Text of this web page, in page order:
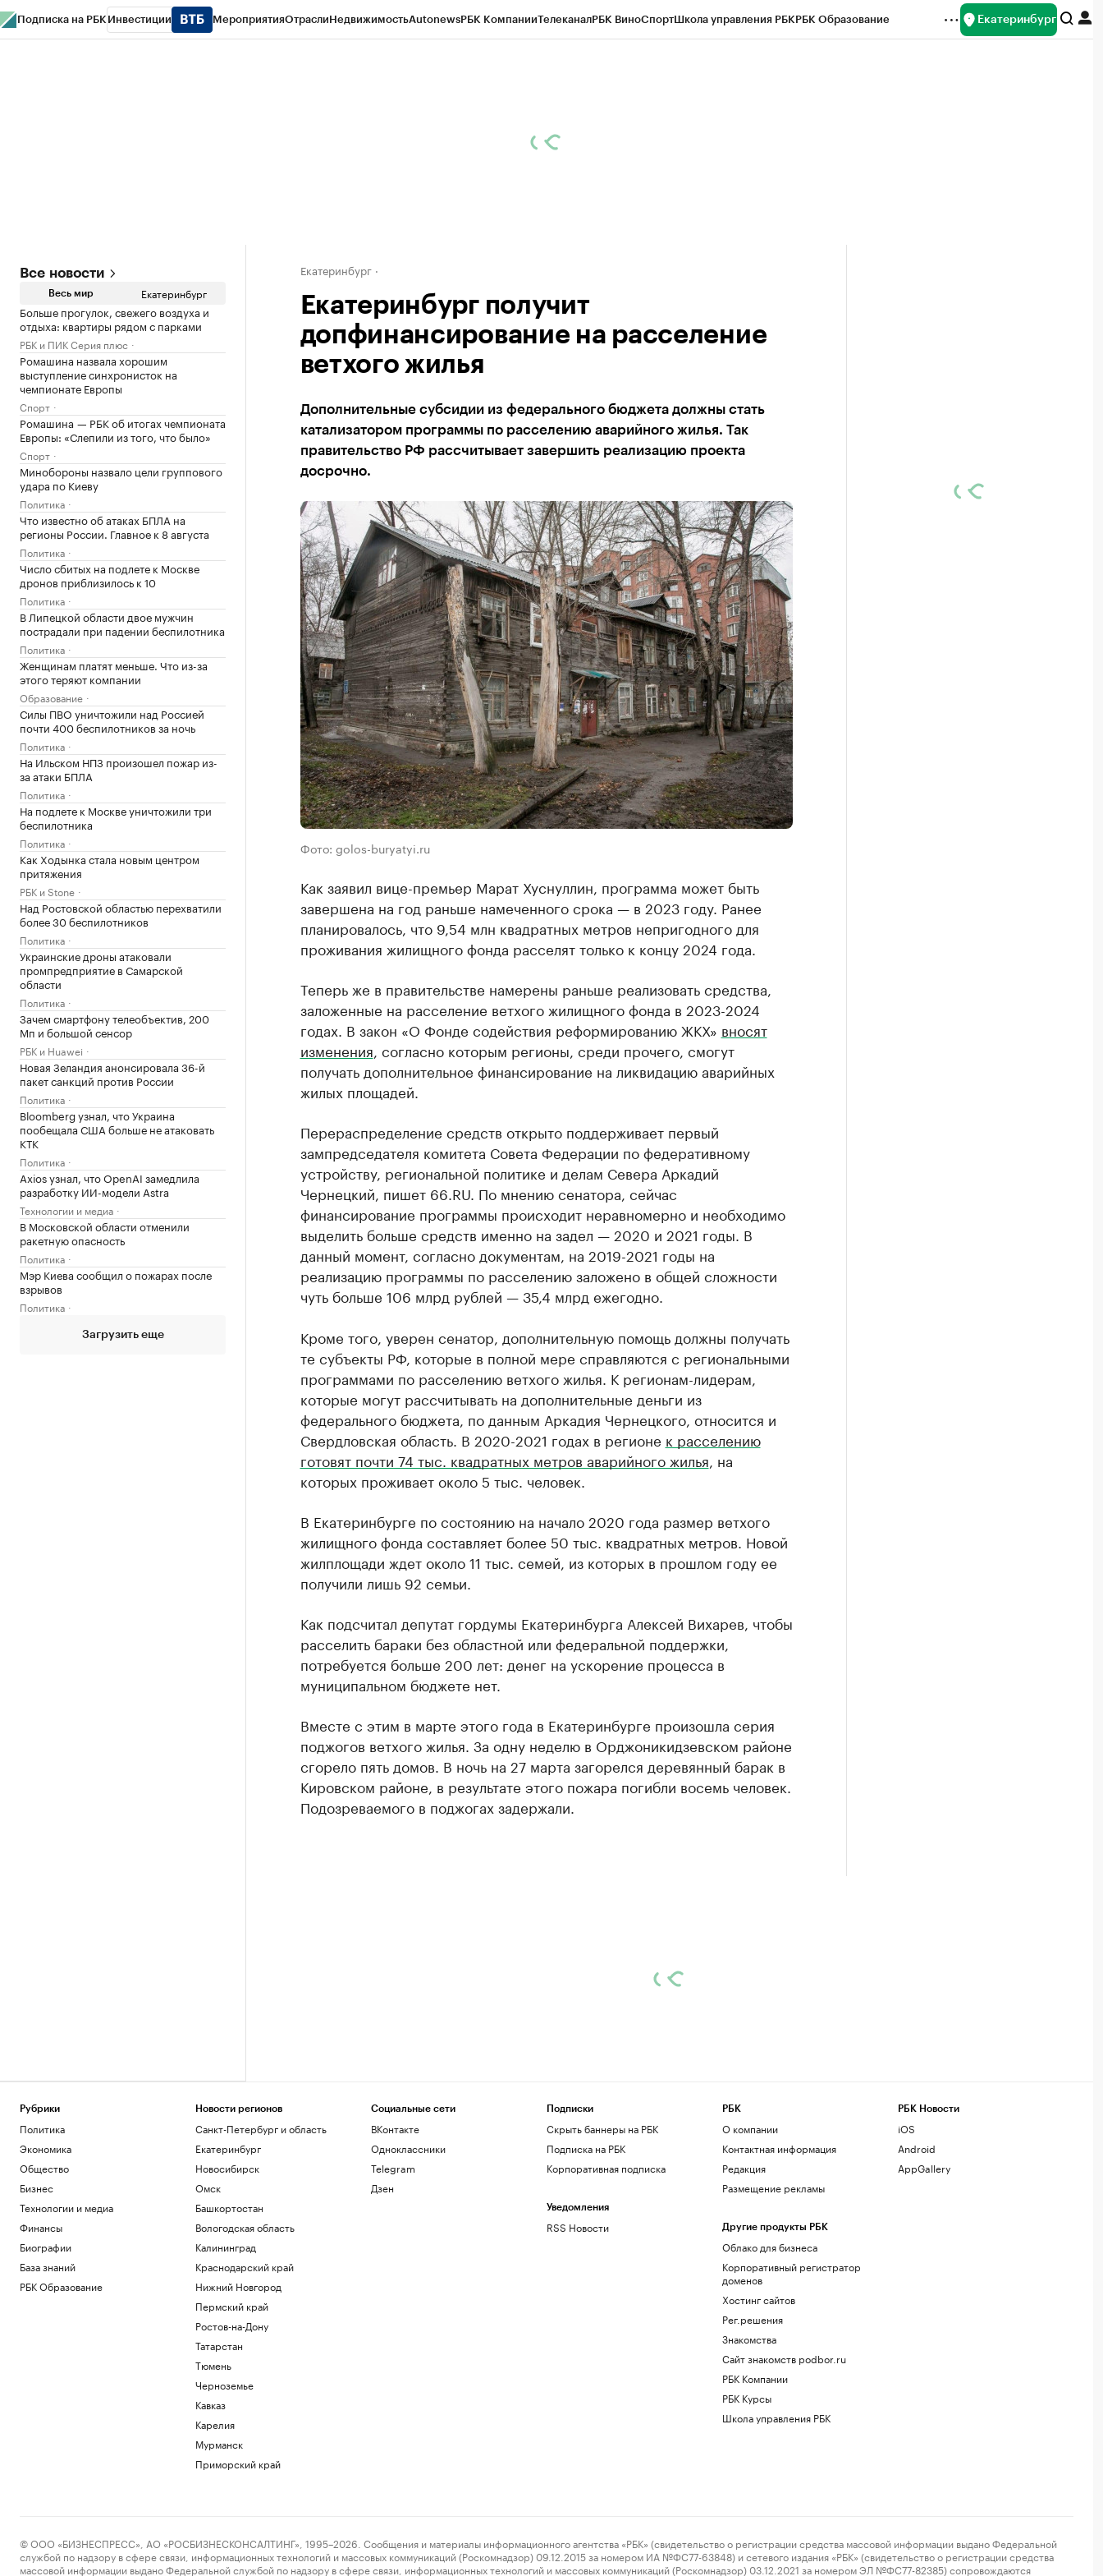
Подписка на РБК Инвестиции МероприятияОтраслиНедвижимостьAutonewsРБК КомпанииТелеканалРБК ВиноСпортШкола управления РБКРБК Образование Екатеринбург
Все новости
Весь мир Екатеринбург
Больше прогулок, свежего воздуха и
отдыха: квартиры рядом с парками
РБК и ПИК Серия плюс
Ромашина назвала хорошим
выступление синхронисток на
чемпионате Европы
Спорт
Ромашина — РБК об итогах чемпионата
Европы: «Слепили из того, что было»
Спорт
Минобороны назвало цели группового
удара по Киеву
Политика
Что известно об атаках БПЛА на
регионы России. Главное к 8 августа
Политика
Число сбитых на подлете к Москве
дронов приблизилось к 10
Политика
В Липецкой области двое мужчин
пострадали при падении беспилотника
Политика
Женщинам платят меньше. Что из-за
этого теряют компании
Образование
Силы ПВО уничтожили над Россией
почти 400 беспилотников за ночь
Политика
На Ильском НПЗ произошел пожар из-
за атаки БПЛА
Политика
На подлете к Москве уничтожили три
беспилотника
Политика
Как Ходынка стала новым центром
притяжения
РБК и Stone
Над Ростовской областью перехватили
более 30 беспилотников
Политика
Украинские дроны атаковали
промпредприятие в Самарской
области
Политика
Зачем смартфону телеобъектив, 200
Мп и большой сенсор
РБК и Huawei
Новая Зеландия анонсировала 36-й
пакет санкций против России
Политика
Bloomberg узнал, что Украина
пообещала США больше не атаковать
КТК
Политика
Axios узнал, что OpenAI замедлила
разработку ИИ-модели Astra
Технологии и медиа
В Московской области отменили
ракетную опасность
Политика
Мэр Киева сообщил о пожарах после
взрывов
Политика
Загрузить еще
Екатеринбург
Екатеринбург получит
допфинансирование на расселение
ветхого жилья
Дополнительные субсидии из федерального бюджета должны стать
катализатором программы по расселению аварийного жилья. Так
правительство РФ рассчитывает завершить реализацию проекта
досрочно.
Фото: golos-buryatyi.ru
Как заявил вице-премьер Марат Хуснуллин, программа может быть
завершена на год раньше намеченного срока — в 2023 году. Ранее
планировалось, что 9,54 млн квадратных метров непригодного для
проживания жилищного фонда расселят только к концу 2024 года.
Теперь же в правительстве намерены раньше реализовать средства,
заложенные на расселение ветхого жилищного фонда в 2023-2024
годах. В закон «О Фонде содействия реформированию ЖКХ» вносят
изменения , согласно которым регионы, среди прочего, смогут
получать дополнительное финансирование на ликвидацию аварийных
жилых площадей.
Перераспределение средств открыто поддерживает первый
зампредседателя комитета Совета Федерации по федеративному
устройству, региональной политике и делам Севера Аркадий
Чернецкий, пишет 66.RU. По мнению сенатора, сейчас
финансирование программы происходит неравномерно и необходимо
выделить больше средств именно на задел — 2020 и 2021 годы. В
данный момент, согласно документам, на 2019-2021 годы на
реализацию программы по расселению заложено в общей сложности
чуть больше 106 млрд рублей — 35,4 млрд ежегодно.
Кроме того, уверен сенатор, дополнительную помощь должны получать
те субъекты РФ, которые в полной мере справляются с региональными
программами по расселению ветхого жилья. К регионам-лидерам,
которые могут рассчитывать на дополнительные деньги из
федерального бюджета, по данным Аркадия Чернецкого, относится и
Свердловская область. В 2020-2021 годах в регионе к расселению
готовят почти 74 тыс. квадратных метров аварийного жилья , на
которых проживает около 5 тыс. человек.
В Екатеринбурге по состоянию на начало 2020 года размер ветхого
жилищного фонда составляет более 50 тыс. квадратных метров. Новой
жилплощади ждет около 11 тыс. семей, из которых в прошлом году ее
получили лишь 92 семьи.
Как подсчитал депутат гордумы Екатеринбурга Алексей Вихарев, чтобы
расселить бараки без областной или федеральной поддержки,
потребуется больше 200 лет: денег на ускорение процесса в
муниципальном бюджете нет.
Вместе с этим в марте этого года в Екатеринбурге произошла серия
поджогов ветхого жилья. За одну неделю в Орджоникидзевском районе
сгорело пять домов. В ночь на 27 марта загорелся деревянный барак в
Кировском районе, в результате этого пожара погибли восемь человек.
Подозреваемого в поджогах задержали.
Рубрики
Политика
Экономика
Общество
Бизнес
Технологии и медиа
Финансы
Биографии
База знаний
РБК Образование
Новости регионов
Санкт-Петербург и область
Екатеринбург
Новосибирск
Омск
Башкортостан
Вологодская область
Калининград
Краснодарский край
Нижний Новгород
Пермский край
Ростов-на-Дону
Татарстан
Тюмень
Черноземье
Кавказ
Карелия
Мурманск
Приморский край
Социальные сети
ВКонтакте
Одноклассники
Telegram
Дзен
Подписки
Скрыть баннеры на РБК
Подписка на РБК
Корпоративная подписка
Уведомления
RSS Новости
РБК
О компании
Контактная информация
Редакция
Размещение рекламы
Другие продукты РБК
Облако для бизнеса
Корпоративный регистратор
доменов
Хостинг сайтов
Рег.решения
Знакомства
Сайт знакомств podbor.ru
РБК Компании
РБК Курсы
Школа управления РБК
РБК Новости
iOS
Android
AppGallery
© ООО «БИЗНЕСПРЕСС», АО «РОСБИЗНЕСКОНСАЛТИНГ», 1995–2026. Сообщения и материалы информационного агентства «РБК» (свидетельство о регистрации средства массовой информации выдано Федеральной
службой по надзору в сфере связи, информационных технологий и массовых коммуникаций (Роскомнадзор) 09.12.2015 за номером ИА №ФС77-63848) и сетевого издания «РБК» (свидетельство о регистрации средства
массовой информации выдано Федеральной службой по надзору в сфере связи, информационных технологий и массовых коммуникаций (Роскомнадзор) 03.12.2021 за номером ЭЛ №ФС77-82385) сопровождаются